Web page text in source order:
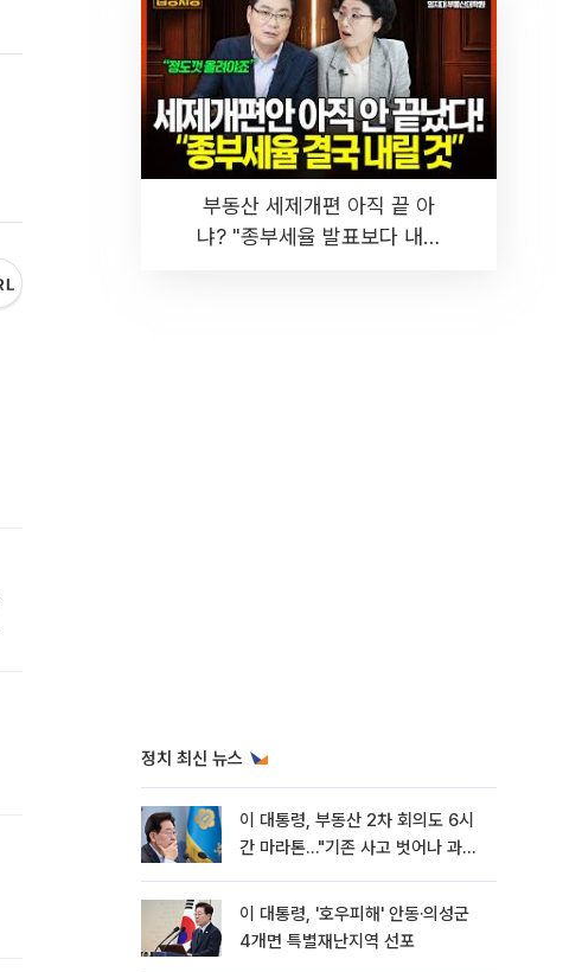
부동산 세제개편 아직 끝 아
냐? "종부세율 발표보다 내릴
정치 최신 뉴스
이 대통령, 부동산 2차 회의도 6시
간 마라톤…"기존 사고 벗어나 과감
이 대통령, '호우피해' 안동·의성군
4개면 특별재난지역 선포